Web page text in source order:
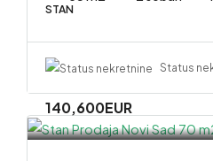
STAN
Status
140,600EUR